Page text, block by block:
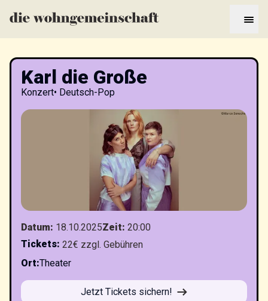
Karl die Große
Konzert• Deutsch-Pop
Datum: 18.10.2025Zeit: 20:00
Tickets: 22€ zzgl. Gebühren
Ort:Theater
Jetzt Tickets sichern!